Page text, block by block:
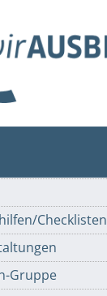
Checklisten
Gruppe